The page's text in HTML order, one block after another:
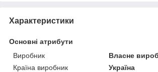
Характеристики
Основні атрибути
Виробник
Власне
Країна виробник
Україна